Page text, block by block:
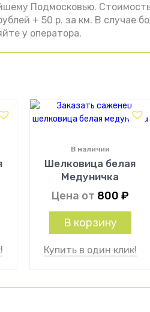
Подмосковью.
+ 50 р. за км. В случае
у оператора.
Шелковица белая
Медуничка
В наличии
Цена от 800 ₽
В корзину
Купить в один клик!